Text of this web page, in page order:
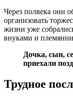
Через полвека они
организовать
жизни уже
внуками и
Дочка, сын,
приехали
Трудное